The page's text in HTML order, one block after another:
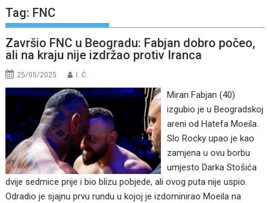
Tag: FNC
Završio FNC u Beogradu: Fabjan dobro počeo,
ali na kraju nije izdržao protiv Iranca
25/05/2025 I. Ć.
Miran Fabjan (40)
izgubio je u Beogradskoj
areni od Hatefa Moeila.
Slo Rocky upao je kao
zamjena u ovu borbu
umjesto Darka Stošića
dvije sedmice prije i bio blizu pobjede, ali ovog puta nije uspio.
Odradio je sjajnu prvu rundu u kojoj je izdominirao Moeila na